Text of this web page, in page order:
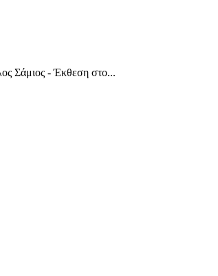
Σάμιος - Έκθεση στο...